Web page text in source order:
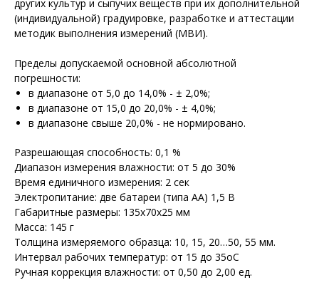
других культур и сыпу­чих веществ при их дополнитель­ной
(индивидуальной) гра­дуировке, раз­ра­ботке и аттеста­ции
методик выполне­ния измере­ний (МВИ).
Пределы допускаемой основной абсолютной
погрешности:
в диапазоне от 5,0 до 14,0% - ± 2,0%;
в диапазоне от 15,0 до 20,0% - ± 4,0%;
в диапазоне свыше 20,0% - не нормировано.
Разрешающая способность: 0,1 %
Диапазон измерения влажности: от 5 до 30%
Время единичного измерения: 2 сек
Электропитание: две батареи (типа АА) 1,5 В
Габаритные размеры: 135х70х25 мм
Масса: 145 г
Толщина измеряемого образца: 10, 15, 20…50, 55 мм.
Интервал рабочих температур: от 15 до 35оС
Ручная коррекция влажности: от 0,50 до 2,00 ед.